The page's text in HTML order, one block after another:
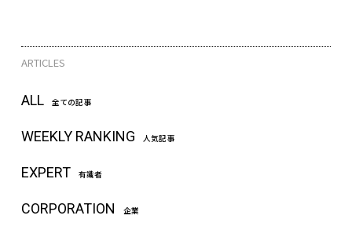
ARTICLES
ALL 全ての記事
WEEKLY RANKING 人気記事
EXPERT 有識者
CORPORATION 企業